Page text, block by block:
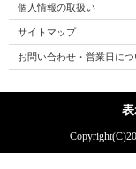
個人情報の取扱い
サイトマップ
お問い合わせ・営業日につ
表